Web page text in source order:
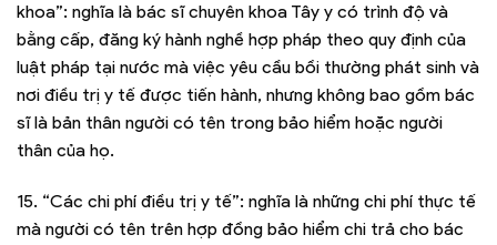
khoa”: nghĩa là bác sĩ chuyên khoa Tây y có trình độ và
bằng cấp, đăng ký hành nghề hợp pháp theo quy định của
luật pháp tại nước mà việc yêu cầu bồi thường phát sinh và
nơi điều trị y tế được tiến hành, nhưng không bao gồm bác
sĩ là bản thân người có tên trong bảo hiểm hoặc người
thân của họ.
15. “Các chi phí điều trị y tế”: nghĩa là những chi phí thực tế
mà người có tên trên hợp đồng bảo hiểm chi trả cho bác